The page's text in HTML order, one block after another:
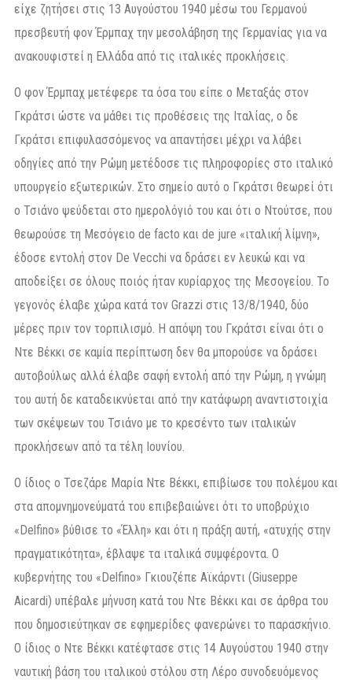
είχε ζητήσει στις 13 Αυγούστου 1940 μέσω του Γερμανού
πρεσβευτή φον Έρμπαχ την μεσολάβηση της Γερμανίας για να
ανακουφιστεί η Ελλάδα από τις ιταλικές προκλήσεις.
Ο φον Έρμπαχ μετέφερε τα όσα του είπε ο Μεταξάς στον
Γκράτσι ώστε να μάθει τις προθέσεις της Ιταλίας, ο δε
Γκράτσι επιφυλασσόμενος να απαντήσει μέχρι να λάβει
οδηγίες από την Ρώμη μετέδοσε τις πληροφορίες στο ιταλικό
υπουργείο εξωτερικών. Στο σημείο αυτό ο Γκράτσι θεωρεί ότι
ο Τσιάνο ψεύδεται στο ημερολόγιό του και ότι ο Ντούτσε, που
θεωρούσε τη Μεσόγειο de facto και de jure «ιταλική λίμνη»,
έδοσε εντολή στον De Vecchi να δράσει εν λευκώ και να
αποδείξει σε όλους ποιός ήταν κυρίαρχος της Μεσογείου. Το
γεγονός έλαβε χώρα κατά τον Grazzi στις 13/8/1940, δύο
μέρες πριν τον τορπιλισμό. Η απόψη του Γκράτσι είναι ότι ο
Ντε Βέκκι σε καμία περίπτωση δεν θα μπορούσε να δράσει
αυτοβούλως αλλά έλαβε σαφή εντολή από την Ρώμη, η γνώμη
του αυτή δε καταδεικνύεται από την κατάφωρη αναντιστοιχία
των σκέψεων του Τσιάνο με το κρεσέντο των ιταλικών
προκλήσεων από τα τέλη Ιουνίου.
Ο ίδιος ο Τσεζάρε Μαρία Ντε Βέκκι, επιβίωσε του πολέμου και
στα απομνημονεύματά του επιβεβαιώνει ότι το υποβρύχιο
«Delfino» βύθισε το «Έλλη» και ότι η πράξη αυτή, «ατυχής στην
πραγματικότητα», έβλαψε τα ιταλικά συμφέροντα. Ο
κυβερνήτης του «Delfino» Γκιουζέπε Αϊκάρντι (Giuseppe
Aicardi) υπέβαλε μήνυση κατά του Ντε Βέκκι και σε άρθρα του
που δημοσιεύτηκαν σε εφημερίδες φανερώνει το παρασκήνιο.
Ο ίδιος ο Ντε Βέκκι κατέφτασε στις 14 Αυγούστου 1940 στην
ναυτική βάση του ιταλικού στόλου στη Λέρο συνοδευόμενος